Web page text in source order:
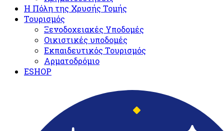
Η Πόλη της Χρυσής Τομής
Τουρισμός
Ξενοδοχειακές Υποδομές​
Oικιστικές υποδομές
Εκπαιδευτικός Τουρισμός
Αρματοδρόμιο
ESHOP